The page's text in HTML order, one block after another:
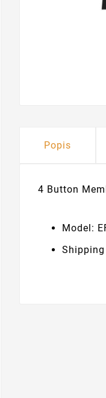
Popis
4 Button
Model: